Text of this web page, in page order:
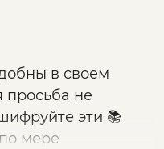
в своем
просьба не
эти 📚
мере